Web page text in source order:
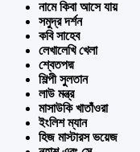
নামে কিবা আসে যায়
সমুদ্র দর্শন
কবি সাহেব
লেখালেখি খেলা
শ্বেতপদ্ম
শিল্পী সুলতান
লাউ মন্ত্র
মাসাউকি খাতাঁওরা
ইংলিশ ম্যান
হিজ মাস্টারস ভয়েজ